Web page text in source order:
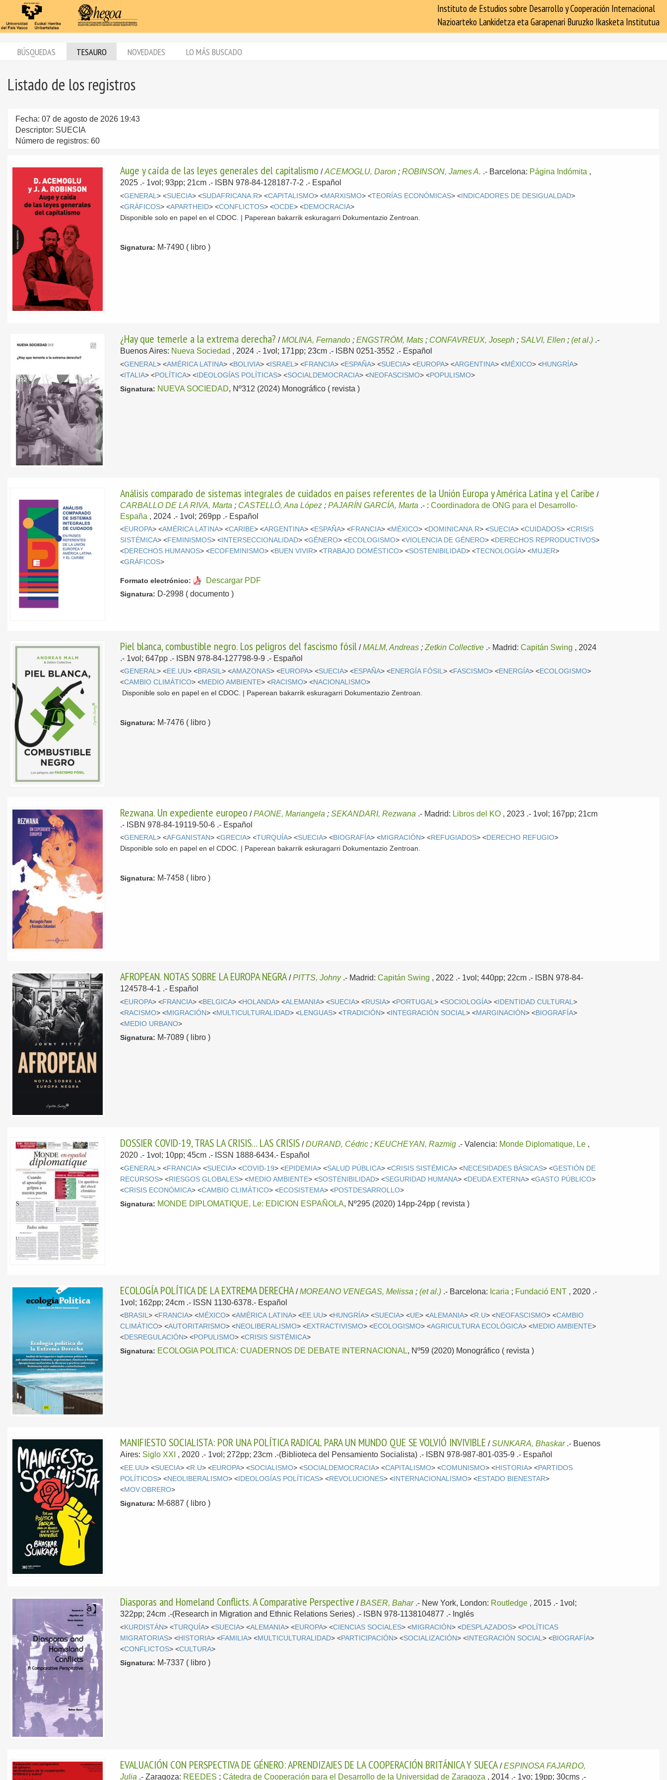
Instituto de Estudios sobre Desarrollo y Cooperación Internacional
Nazioarteko Lankidetza eta Garapenari Buruzko Ikasketa Institutua
BÚSQUEDAS TESAURO NOVEDADES LO MÁS BUSCADO
Listado de los registros
Fecha: 07 de agosto de 2026 19:43
Descriptor: SUECIA
Número de registros: 60
Auge y caída de las leyes generales del capitalismo /ACEMOGLU, Daron ;ROBINSON, James A. .- Barcelona: Página Indómita ,
2025 .- 1vol; 93pp; 21cm .- ISBN 978-84-128187-7-2 .- Español
<GENERAL> <SUECIA> <SUDAFRICANA.R> <CAPITALISMO> <MARXISMO> <TEORÍAS ECONÓMICAS> <INDICADORES DE DESIGUALDAD>
<GRÁFICOS> <APARTHEID> <CONFLICTOS> <OCDE> <DEMOCRACIA>
Disponible solo en papel en el CDOC. | Paperean bakarrik eskuragarri Dokumentazio Zentroan.
Signatura: M-7490 ( libro )
¿Hay que temerle a la extrema derecha? /MOLINA, Fernando ;ENGSTRÖM, Mats ; CONFAVREUX, Joseph ;SALVI, Ellen ;(et al.) .-
Buenos Aires: Nueva Sociedad , 2024 .- 1vol; 171pp; 23cm .- ISBN 0251-3552 .- Español
<GENERAL> <AMÉRICA LATINA> <BOLIVIA> < ISRAEL> <FRANCIA> <ESPAÑA> <SUECIA> <EUROPA> <ARGENTINA> <MÉXICO> <HUNGRÍA>
< ITALIA> <POLÍTICA> < IDEOLOGÍAS POLÍTICAS> <SOCIALDEMOCRACIA> <NEOFASCISMO> <POPULISMO>
Signatura: NUEVA SOCIEDAD, Nº312 (2024) Monográfico ( revista )
Análisis comparado de sistemas integrales de cuidados en países referentes de la Unión Europa y América Latina y el Caribe /
CARBALLO DE LA RIVA, Marta ; CASTELLÓ, Ana López ;PAJARÍN GARCÍA, Marta .- :Coordinadora de ONG para el Desarrollo-
España , 2024 .- 1vol; 269pp .- Español
<EUROPA> <AMÉRICA LATINA> <CARIBE> <ARGENTINA> <ESPAÑA> <FRANCIA> <MÉXICO> <DOMINICANA.R> <SUECIA> <CUIDADOS> <CRISIS
SISTÉMICA> <FEMINISMOS> < INTERSECCIONALIDAD> <GÉNERO> <ECOLOGISMO> <VIOLENCIA DE GÉNERO> <DERECHOS REPRODUCTIVOS>
<DERECHOS HUMANOS> <ECOFEMINISMO> <BUEN VIVIR> <TRABAJO DOMÉSTICO> <SOSTENIBILIDAD> <TECNOLOGÍA> <MUJER>
<GRÁFICOS>
Formato electrónico: Descargar PDF
Signatura: D-2998 ( documento )
Piel blanca, combustible negro. Los peligros del fascismo fósil /MALM, Andreas ;Zetkin Collective .- Madrid:Capitán Swing , 2024
.- 1vol; 647pp .- ISBN 978-84-127798-9-9 .- Español
<GENERAL> <EE.UU> <BRASIL> <AMAZONAS> <EUROPA> <SUECIA> <ESPAÑA> <ENERGÍA FÓSIL> <FASCISMO> <ENERGÍA> <ECOLOGISMO>
<CAMBIO CLIMÁTICO> <MEDIO AMBIENTE> <RACISMO> <NACIONALISMO>
Disponible solo en papel en el CDOC. | Paperean bakarrik eskuragarri Dokumentazio Zentroan.
Signatura: M-7476 ( libro )
Rezwana. Un expediente europeo /PAONE, Mariangela ;SEKANDARI, Rezwana .- Madrid: Libros del KO , 2023 .- 1vol; 167pp; 21cm
.- ISBN 978-84-19119-50-6 .- Español
<GENERAL> <AFGANISTAN> <GRECIA> <TURQUÍA> <SUECIA> <BIOGRAFÍA> <MIGRACIÓN> <REFUGIADOS> <DERECHO REFUGIO>
Disponible solo en papel en el CDOC. | Paperean bakarrik eskuragarri Dokumentazio Zentroan.
Signatura: M-7458 ( libro )
AFROPEAN. NOTAS SOBRE LA EUROPA NEGRA /PITTS, Johny .- Madrid:Capitán Swing , 2022 .- 1vol; 440pp; 22cm .- ISBN 978-84-
124578-4-1 .- Español
<EUROPA> <FRANCIA> <BELGICA> <HOLANDA> <ALEMANIA> <SUECIA> <RUSIA> <PORTUGAL> <SOCIOLOGÍA> < IDENTIDAD CULTURAL>
<RACISMO> <MIGRACIÓN> <MULTICULTURALIDAD> < LENGUAS> <TRADICIÓN> < INTEGRACIÓN SOCIAL> <MARGINACIÓN> <BIOGRAFÍA>
<MEDIO URBANO>
Signatura: M-7089 ( libro )
DOSSIER COVID-19, TRAS LA CRISIS... LAS CRISIS /DURAND, Cédric ;KEUCHEYAN, Razmig .-Valencia: Monde Diplomatique, Le ,
2020 .- 1vol; 10pp; 45cm .- ISSN 1888-6434.- Español
<GENERAL> <FRANCIA> <SUECIA> <COVID-19> <EPIDEMIA> <SALUD PÚBLICA> <CRISIS SISTÉMICA> <NECESIDADES BÁSICAS> <GESTIÓN DE
RECURSOS> <RIESGOS GLOBALES> <MEDIO AMBIENTE> <SOSTENIBILIDAD> <SEGURIDAD HUMANA> <DEUDA EXTERNA> <GASTO PÚBLICO>
<CRISIS ECONÓMICA> <CAMBIO CLIMÁTICO> <ECOSISTEMA> <POSTDESARROLLO>
Signatura: MONDE DIPLOMATIQUE, Le: EDICION ESPAÑOLA, Nº295 (2020) 14pp-24pp ( revista )
ECOLOGÍA POLÍTICA DE LA EXTREMA DERECHA /MOREANO VENEGAS, Melissa ;(et al.) .- Barcelona: Icaria ; Fundació ENT , 2020 .-
1vol; 162pp; 24cm .- ISSN 1130-6378.- Español
<BRASIL> <FRANCIA> <MÉXICO> <AMÉRICA LATINA> <EE.UU> <HUNGRÍA> <SUECIA> <UE> <ALEMANIA> <R.U> <NEOFASCISMO> <CAMBIO
CLIMÁTICO> <AUTORITARISMO> <NEOLIBERALISMO> <EXTRACTIVISMO> <ECOLOGISMO> <AGRICULTURA ECOLÓGICA> <MEDIO AMBIENTE>
<DESREGULACIÓN> <POPULISMO> <CRISIS SISTÉMICA>
Signatura: ECOLOGIA POLITICA: CUADERNOS DE DEBATE INTERNACIONAL, Nº59 (2020) Monográfico ( revista )
MANIFIESTO SOCIALISTA: POR UNA POLÍTICA RADICAL PARA UN MUNDO QUE SE VOLVIÓ INVIVIBLE /SUNKARA, Bhaskar .- Buenos
Aires: Siglo XXI , 2020 .- 1vol; 272pp; 23cm .-(Biblioteca del Pensamiento Socialista) .- ISBN 978-987-801-035-9 .- Español
<EE.UU> <SUECIA> <R.U> <EUROPA> <SOCIALISMO> <SOCIALDEMOCRACIA> <CAPITALISMO> <COMUNISMO> <HISTORIA> <PARTIDOS
POLÍTICOS> <NEOLIBERALISMO> < IDEOLOGÍAS POLÍTICAS> <REVOLUCIONES> < INTERNACIONALISMO> <ESTADO BIENESTAR>
<MOV.OBRERO>
Signatura: M-6887 ( libro )
Diasporas and Homeland Conflicts. A Comparative Perspective /BASER, Bahar .- New York, London: Routledge , 2015 .- 1vol;
322pp; 24cm .-(Research in Migration and Ethnic Relations Series) .- ISBN 978-1138104877 .- Inglés
<KURDISTÁN> <TURQUÍA> <SUECIA> <ALEMANIA> <EUROPA> <CIENCIAS SOCIALES> <MIGRACIÓN> <DESPLAZADOS> <POLÍTICAS
MIGRATORIAS> <HISTORIA> <FAMILIA> <MULTICULTURALIDAD> <PARTICIPACIÓN> <SOCIALIZACIÓN> <INTEGRACIÓN SOCIAL> <BIOGRAFÍA>
<CONFLICTOS> <CULTURA>
Signatura: M-7337 ( libro )
EVALUACIÓN CON PERSPECTIVA DE GÉNERO: APRENDIZAJES DE LA COOPERACIÓN BRITÁNICA Y SUECA /ESPINOSA FAJARDO,
Julia .-Zaragoza: REEDES ;Cátedra de Cooperación para el Desarrollo de la Universidad de Zaragoza , 2014 .- 1vo; 19pp; 30cms .-